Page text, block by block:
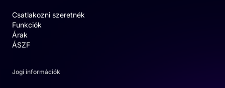
Csatlakozni szeretnék
Funkciók
Árak
ÁSZF
Jogi információk